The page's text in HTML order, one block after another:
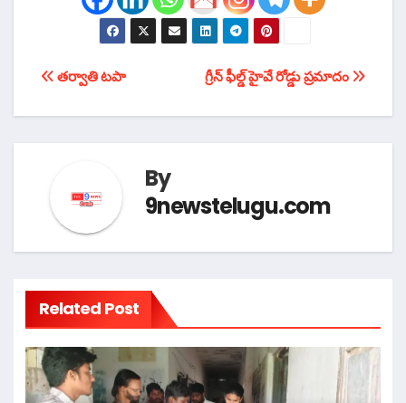
టపా
నావిగేషన్
గ్రీన్ ఫీల్డ్ హైవే రోడ్డు ప్రమాదం
తర్వాతి టపా
By
9newstelugu.com
Related Post